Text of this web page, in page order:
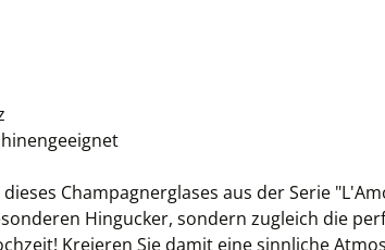
Champagnerglases aus der Serie
Hingucker, sondern zugleich die
Kreieren Sie damit eine sinnliche